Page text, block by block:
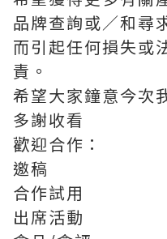
品牌查詢或∕和尋
而引起任何損失或
責。
希望大家鐘意今次
多謝收看
歡迎合作：
邀稿
合作試用
出席活動